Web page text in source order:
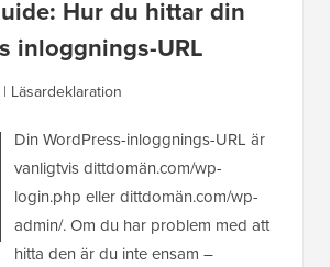
Hur du hittar din
inloggnings-URL
| Läsardeklaration
Din WordPress-inloggnings-URL är
vanligtvis dittdomän.com/wp-
login.php eller dittdomän.com/wp-
admin/. Om du har problem med att
hitta den är du inte ensam –